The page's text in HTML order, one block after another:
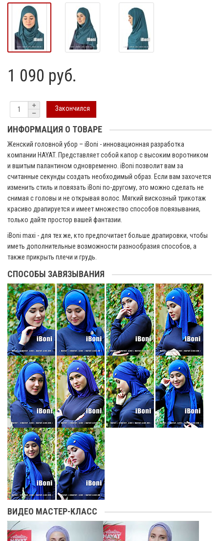
1 090 руб.
Закончился
ИНФОРМАЦИЯ О ТОВАРЕ
Женский головной убор – iBoni - инновационная разработка
компании HAYAT. Представляет собой капор с высоким воротником
и вшитым палантином одновременно. iBoni позволит вам за
считанные секунды создать необходимый образ. Если вам захочется
изменить стиль и повязать iBoni по-другому, это можно сделать не
снимая с головы и не открывая волос. Мягкий вискозный трикотаж
красиво драпируется и имеет множество способов повязывания,
только дайте простор вашей фантазии.
iBoni maxi - для тех же, кто предпочитает больше драпировки, чтобы
иметь дополнительные возможности разнообразия способов, а
также прикрыть плечи и грудь.
СПОСОБЫ ЗАВЯЗЫВАНИЯ
ВИДЕО МАСТЕР-КЛАСС